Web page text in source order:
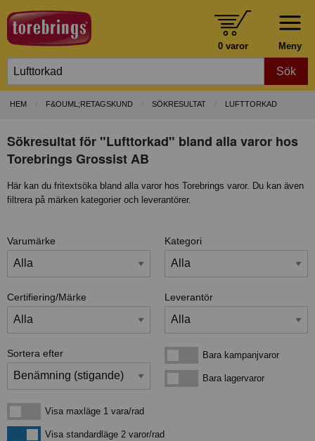
Meny
0 varor
Sök
HEM F&OUML;RETAGSKUND SÖKRESULTAT LUFTTORKAD
Sökresultat för "Lufttorkad" bland alla varor hos
Torebrings Grossist AB
Här kan du fritextsöka bland alla varor hos Torebrings varor. Du kan även
filtrera på märken kategorier och leverantörer.
Varumärke Kategori
Certifiering/Märke Leverantör
Sortera efter Bara kampanjvarorBara kampanjvaror
Bara lagervarorBara lagervaror
Visa maxläge 1 vara/rad
Visa maxläge 1 vara/rad
Visa standardlägeVisa standardläge 2 varor/rad